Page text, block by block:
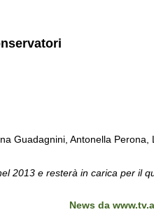
Guadagnini, Antonella
2013 e resterà in carica per il
News da